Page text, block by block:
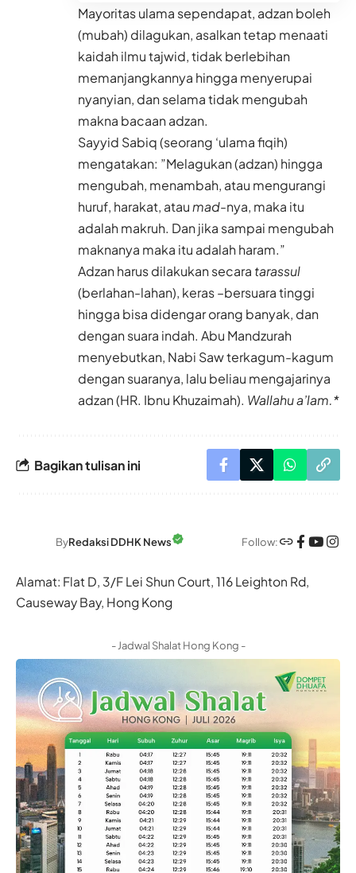
Mayoritas ulama sependapat, adzan boleh
(mubah) dilagukan, asalkan tetap menaati
kaidah ilmu tajwid, tidak berlebihan
memanjangkannya hingga menyerupai
nyanyian, dan selama tidak mengubah
makna bacaan adzan.
Sayyid Sabiq (seorang ‘ulama fiqih)
mengatakan: ”Melagukan (adzan) hingga
mengubah, menambah, atau mengurangi
huruf, harakat, ataumad-nya, maka itu
adalah makruh. Dan jika sampai mengubah
maknanya maka itu adalah haram.”
Adzan harus dilakukan secara tarassul
(berlahan-lahan), keras –bersuara tinggi
hingga bisa didengar orang banyak, dan
dengan suara indah. Abu Mandzurah
menyebutkan, Nabi Saw terkagum-kagum
dengan suaranya, lalu beliau mengajarinya
adzan (HR. Ibnu Khuzaimah). Wallahu a’lam.*
Bagikan tulisan ini
ByRedaksi DDHK News Follow:
Alamat: Flat D, 3/F Lei Shun Court, 116 Leighton Rd,
Causeway Bay, Hong Kong
- Jadwal Shalat Hong Kong -